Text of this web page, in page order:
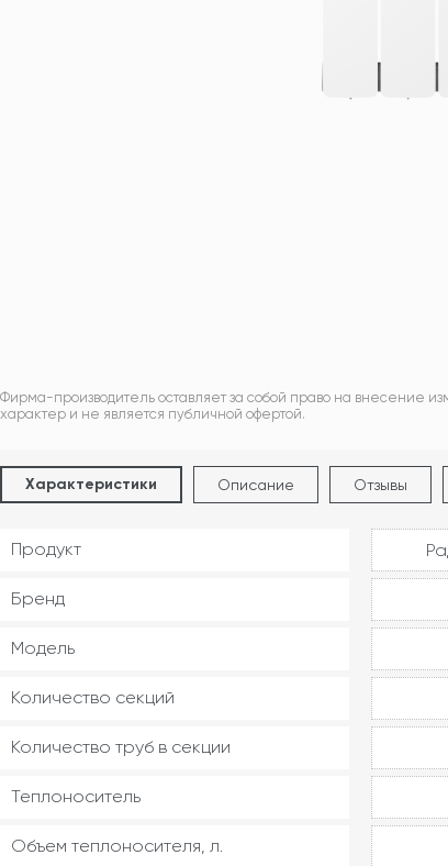
Фирма-производитель оставляет за собой право на внесение
характер и не является публичной офертой.
Характеристики Описание Отзывы
Продукт
Бренд
Модель
Количество секций
Количество труб в секции
Теплоноситель
Объем теплоносителя, л.